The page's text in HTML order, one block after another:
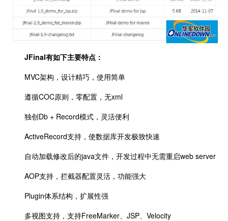
JFinal有如下主要特点：
MVC架构，设计精巧，使用简单
遵循COC原则，零配置，无xml
独创Db + Record模式，灵活便利
ActiveRecord支持，使数据库开发极致快速
自动加载修改后的java文件，开发过程中无需重启web server
AOP支持，拦截器配置灵活，功能强大
Plugin体系结构，扩展性强
多视图支持，支持FreeMarker、JSP、Velocity